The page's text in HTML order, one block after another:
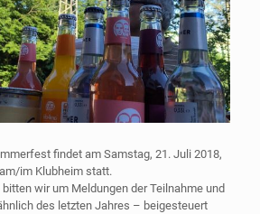
findet am Samstag, 21. Juli 2018,
im Klubheim statt.
wir um Meldungen der Teilnahme und
des letzten Jahres – beigesteuert